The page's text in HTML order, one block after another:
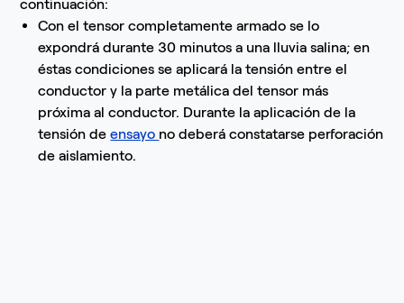
continuación:
Con el tensor completamente armado se lo
expondrá durante 30 minutos a una lluvia salina; en
éstas condiciones se aplicará la tensión entre el
conductor y la parte metálica del tensor más
próxima al conductor. Durante la aplicación de la
tensión deensayo no deberá constatarse perforación
de aislamiento.